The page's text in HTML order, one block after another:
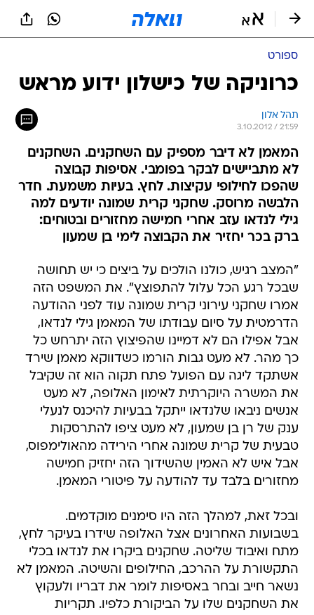
ספורט
כרוניקה של כישלון ידוע מראש
תהל אלון
3.10.2012 / 21:59
המאמן לא דיבר מספיק עם השחקנים. השחקנים
לא מתביישים לבקר בפומבי. אסיפות קבוצה
שהפכו לחילופי עקיצות. לחץ. בעיות משמעת. חדר
הלבשה מרוסק. שחקני קרית שמונה יודעים למה
גילי לנדאו עזב אחרי חמישה מחזורים ובטוחים:
ברק בכר יחזיר את הקבוצה לימי בן שמעון
"המצב רגיש, כולנו הולכים על ביצים כי יש תחושה
שבכל רגע הכל עלול להתפוצץ". את המשפט הזה
אמרו שחקני עירוני קרית שמונה עוד לפני ההודעה
הדרמטית על סיום עבודתו של המאמן גילי לנדאו,
אבל אפילו הם לא דמיינו שהפיצוץ הזה יתרחש כל
כך מהר. לא מעט גבות הורמו כשדווקא מאמן שירד
אשתקד ליגה עם הפועל פתח תקוה הוא זה שקיבל
את המשרה היוקרתית לאימון האלופה, לא מעט
אנשים ניבאו שלנדאו ייתקל בבעיות להיכנס לנעלי
ענק של רן בן שמעון, לא מעט ציפו להתרסקות
טבעית של קרית שמונה אחרי הירידה מהאולימפוס,
אבל איש לא האמין שהשידוך הזה יחזיק חמישה
מחזורים בלבד עד להודעה על פיטורי המאמן.
ובכל זאת, למהלך הזה היו סימנים מוקדמים.
בשבועות האחרונים אצל האלופה שידרו בעיקר לחץ,
מתח ואיבוד שליטה. שחקנים ביקרו את לנדאו בכלי
התקשורת על ההרכב, החילופים והשיטה. המאמן לא
נשאר חייב ובחר באסיפות לומר את דבריו ולעקוץ
את השחקנים שלו על הביקורת כלפיו. תקריות